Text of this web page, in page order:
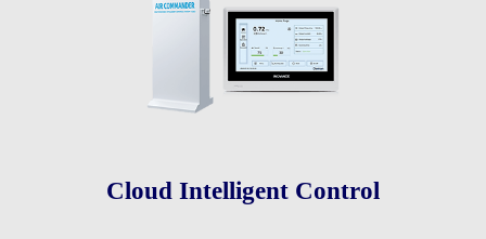
Cloud Intelligent Control